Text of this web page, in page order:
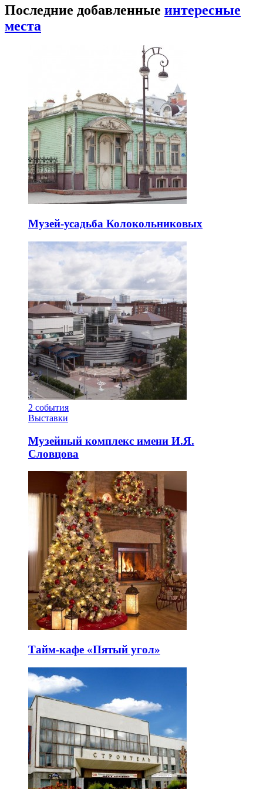
Последние добавленные интересные
места
Музей-усадьба Колокольниковых
2 события
Выставки
Музейный комплекс имени И.Я.
Словцова
Тайм-кафе «Пятый угол»